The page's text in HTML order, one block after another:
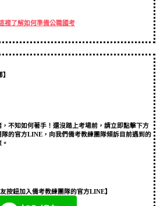
裡了解如何準備公職國考
不知如何著手！還沒踏上考場前，請立即點擊下方
的官方LINE，向我們備考教練團隊傾訴目前遇到的
按鈕加入備考教練團隊的官方LINE】